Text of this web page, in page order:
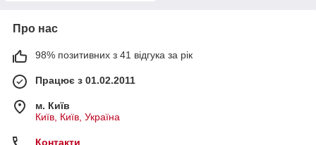
Про нас
98% позитивних з 41 відгука за рік
Працює з 01.02.2011
м. Київ
Київ, Київ, Україна
Контакти